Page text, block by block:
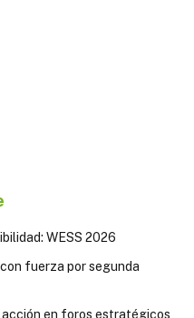
WESS 2026
fuerza por segunda
en foros estratégicos